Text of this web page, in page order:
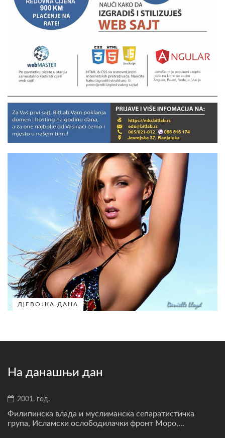
ДјЕВОЈКА ДАНА
На данашњи дан
2001. год.
Филипинска влада и муслиманска сепаратистичка
група, Исламски ослободилачки фронт Моро,...